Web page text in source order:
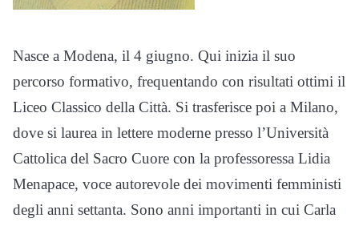
Nasce a Modena, il 4 giugno. Qui inizia il suo
percorso formativo, frequentando con risultati ottimi il
Liceo Classico della Città. Si trasferisce poi a Milano,
dove si laurea in lettere moderne presso l’Università
Cattolica del Sacro Cuore con la professoressa Lidia
Menapace, voce autorevole dei movimenti femministi
degli anni settanta. Sono anni importanti in cui Carla